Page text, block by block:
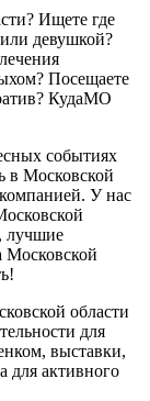
Ищете где
девушкой?
Посещаете
КудаМО
событиях
в Московской
У нас
лучшие
Московской
области
для
выставки,
для активного